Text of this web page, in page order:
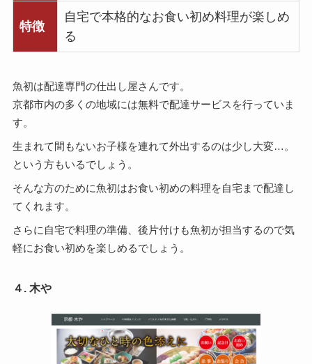
特徴
自宅で本格的なお食い初め料理が楽しめ
る
魚初は配達専門の仕出し屋さんです。
京都市内の多くの地域には無料で配達サービスを行っていま
す。
生まれて間もないお子様を連れて外出するのは少し大変…。
という方もいるでしょう。
そんな方のために魚初はお食い初めの料理を自宅まで配達し
てくれます。
さらに自宅で料理の準備、後片付けも魚初が担当するので気
軽にお食い初めを楽しめるでしょう。
４. 木や